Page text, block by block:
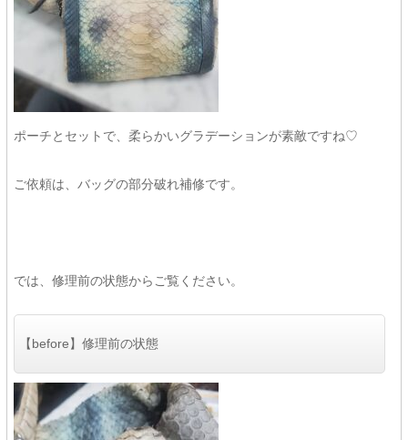
ポーチとセットで、柔らかいグラデーションが素敵ですね♡
ご依頼は、バッグの部分破れ補修です。
では、修理前の状態からご覧ください。
【before】修理前の状態